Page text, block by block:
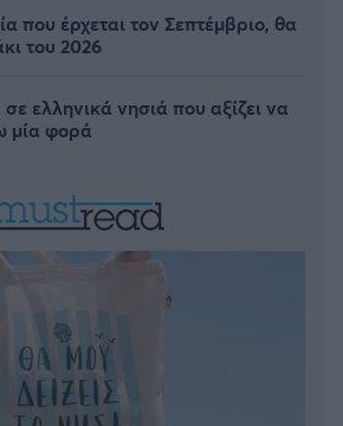
που έρχεται τον Σεπτέμβριο, θα
του 2026
ελληνικά νησιά που αξίζει να
μία φορά